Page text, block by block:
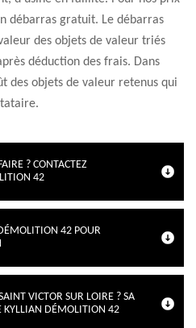
débarras gratuit. Le débarras
des objets de valeur triés
déduction des frais. Dans
des objets de valeur retenus qui
? CONTACTEZ
42
42 POUR
VICTOR SUR LOIRE ? SA
KYLLIAN DÉMOLITION 42